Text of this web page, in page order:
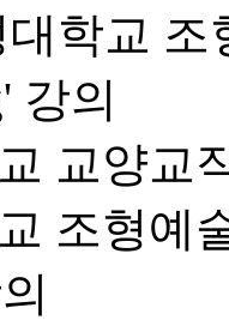
대학교
강의
교양교
조형예